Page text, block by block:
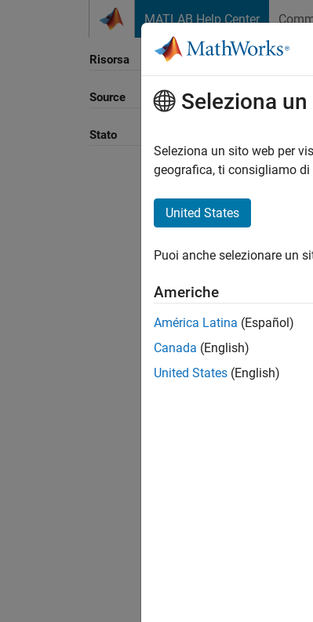
MATLAB Help Center
Risorsa
Source
Stato
Seleziona
Seleziona un sito web per
geografica, ti consigliamo di
United States
Puoi anche selezionare un
Americhe
América Latina (Español)
Canada (English)
United States (English)